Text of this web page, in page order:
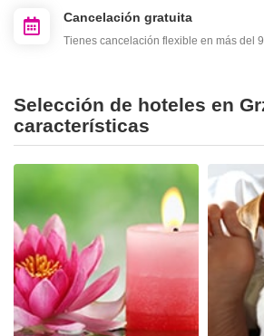
Cancelación gratuita
Tienes cancelación flexible en más del
Selección de hoteles en
características